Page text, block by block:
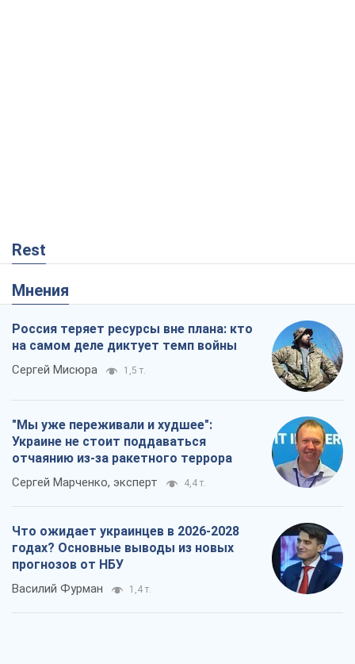
Rest
Мнения
Россия теряет ресурсы вне плана: кто
на самом деле диктует темп войны
Сергей Мисюра 1,5 т.
"Мы уже переживали и худшее":
Украине не стоит поддаваться
отчаянию из-за ракетного террора
Сергей Марченко, эксперт 4,4 т.
Что ожидает украинцев в 2026-2028
годах? Основные выводы из новых
прогнозов от НБУ
Василий Фурман 1,4 т.